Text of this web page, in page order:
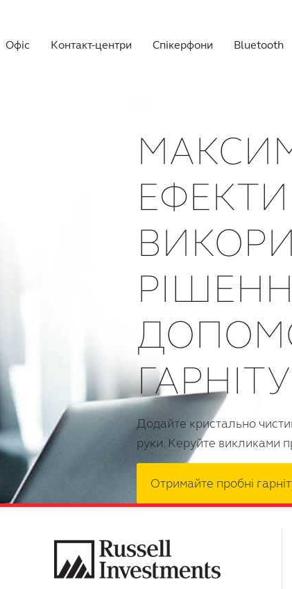
Офіс Контакт-центри Спікерфони Bluetooth
Додайте кристально
руки. Керуйте викликами
Отримайте пробні